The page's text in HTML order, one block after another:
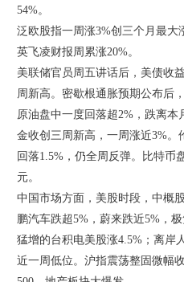
54%。
泛欧股指一周涨3%创三个月最大
英飞凌财报周累涨20%。
美联储官员周五讲话后，美债收
周新高。密歇根通胀预期公布后
原油盘中一度回落超2%，跌离
金收创三周新高，一周涨近3%。
回落1.5%，仍全周反弹。比特币
元。
中国市场方面，美股时段，中概
鹏汽车跌超5%，蔚来跌近5%，
猛增的台积电美股涨4.5%；离岸
近一周低位。沪指震荡整固微幅